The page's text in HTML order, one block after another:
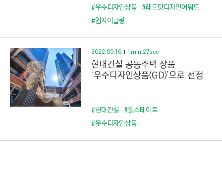
#우수디자인상품 #레드닷디자인어워드
#업사이클링
2022.09.16 1min 27sec
현대건설 공동주택 상품
‘우수디자인상품(GD)’으로 선정
#현대건설 #힐스테이트
#우수디자인상품